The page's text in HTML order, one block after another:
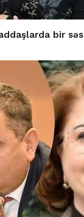
bir səs